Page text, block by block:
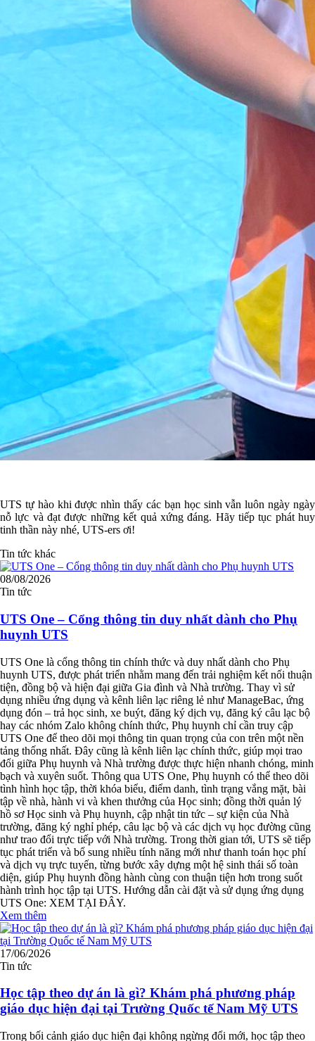
UTS tự hào khi được nhìn thấy các bạn học sinh vẫn luôn ngày ngày
nỗ lực và đạt được những kết quả xứng đáng. Hãy tiếp tục phát huy
tinh thần này nhé, UTS-ers ơi!
Tin tức khác
08/08/2026
Tin tức
UTS One – Cổng thông tin duy nhất dành cho Phụ
huynh UTS
UTS One là cổng thông tin chính thức và duy nhất dành cho Phụ
huynh UTS, được phát triển nhằm mang đến trải nghiệm kết nối thuận
tiện, đồng bộ và hiện đại giữa Gia đình và Nhà trường. Thay vì sử
dụng nhiều ứng dụng và kênh liên lạc riêng lẻ như ManageBac, ứng
dụng đón – trả học sinh, xe buýt, đăng ký dịch vụ, đăng ký câu lạc bộ
hay các nhóm Zalo không chính thức, Phụ huynh chỉ cần truy cập
UTS One để theo dõi mọi thông tin quan trọng của con trên một nền
tảng thống nhất. Đây cũng là kênh liên lạc chính thức, giúp mọi trao
đổi giữa Phụ huynh và Nhà trường được thực hiện nhanh chóng, minh
bạch và xuyên suốt. Thông qua UTS One, Phụ huynh có thể theo dõi
tình hình học tập, thời khóa biểu, điểm danh, tình trạng vắng mặt, bài
tập về nhà, hành vi và khen thưởng của Học sinh; đồng thời quản lý
hồ sơ Học sinh và Phụ huynh, cập nhật tin tức – sự kiện của Nhà
trường, đăng ký nghỉ phép, câu lạc bộ và các dịch vụ học đường cũng
như trao đổi trực tiếp với Nhà trường. Trong thời gian tới, UTS sẽ tiếp
tục phát triển và bổ sung nhiều tính năng mới như thanh toán học phí
và dịch vụ trực tuyến, từng bước xây dựng một hệ sinh thái số toàn
diện, giúp Phụ huynh đồng hành cùng con thuận tiện hơn trong suốt
hành trình học tập tại UTS. Hướng dẫn cài đặt và sử dụng ứng dụng
UTS One: XEM TẠI ĐÂY.
Xem thêm
17/06/2026
Tin tức
Học tập theo dự án là gì? Khám phá phương pháp
giáo dục hiện đại tại Trường Quốc tế Nam Mỹ UTS
Trong bối cảnh giáo dục hiện đại không ngừng đổi mới, học tập theo